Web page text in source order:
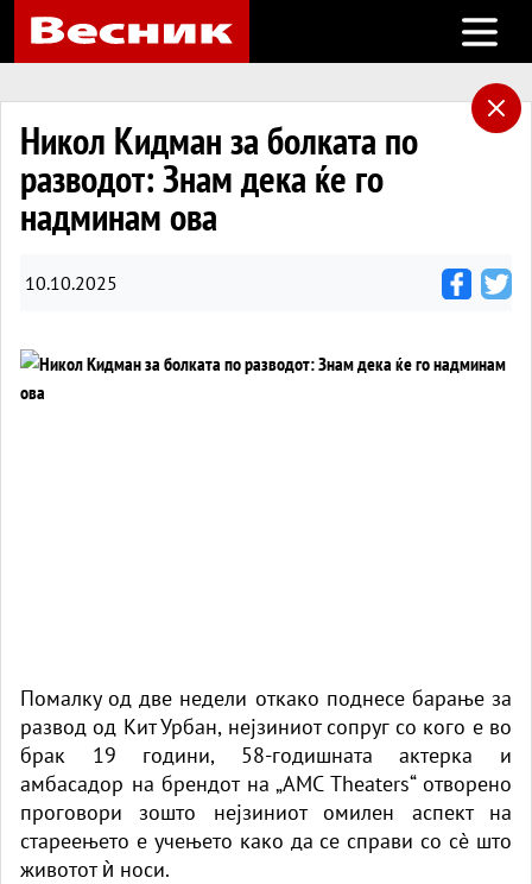
Open
Никол Кидман за болката по
разводот: Знам дека ќе го
надминам ова
10.10.2025
Помалку од две недели откако поднесе барање за
развод од Кит Урбан, нејзиниот сопруг со кого е во
брак 19 години, 58-годишната актерка и
амбасадор на брендот на „AMC Theaters“ отворено
проговори зошто нејзиниот омилен аспект на
стареењето е учењето како да се справи со сè што
животот ѝ носи.